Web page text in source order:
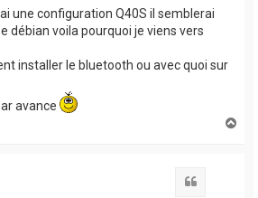
une configuration Q40S il semblerai
débian voila pourquoi je viens vers
installer le bluetooth ou avec quoi sur
avance